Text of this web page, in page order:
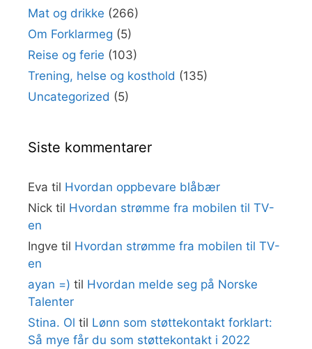
Mat og drikke (266)
Om Forklarmeg (5)
Reise og ferie (103)
Trening, helse og kosthold (135)
Uncategorized (5)
Siste kommentarer
Eva til Hvordan oppbevare blåbær
Nick til Hvordan strømme fra mobilen til TV-
en
Ingve til Hvordan strømme fra mobilen til TV-
en
ayan =) til Hvordan melde seg på Norske
Talenter
Stina. Ol til Lønn som støttekontakt forklart:
Så mye får du som støttekontakt i 2022